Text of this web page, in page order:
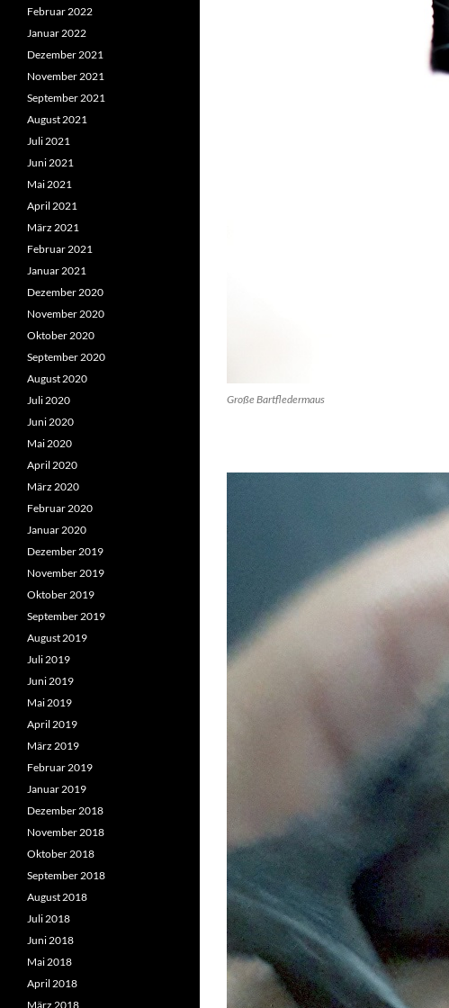
Große Bartfledermaus
Februar 2022
Januar 2022
Dezember 2021
November 2021
September 2021
August 2021
Juli 2021
Juni 2021
Mai 2021
April 2021
März 2021
Februar 2021
Januar 2021
Dezember 2020
November 2020
Oktober 2020
September 2020
August 2020
Juli 2020
Juni 2020
Mai 2020
April 2020
März 2020
Februar 2020
Januar 2020
Dezember 2019
November 2019
Oktober 2019
September 2019
August 2019
Juli 2019
Juni 2019
Mai 2019
April 2019
März 2019
Februar 2019
Januar 2019
Dezember 2018
November 2018
Oktober 2018
September 2018
August 2018
Juli 2018
Juni 2018
Mai 2018
April 2018
März 2018